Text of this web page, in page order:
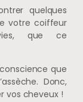
quelques
votre coiffeur
que ce
que
Donc,
vos cheveux !